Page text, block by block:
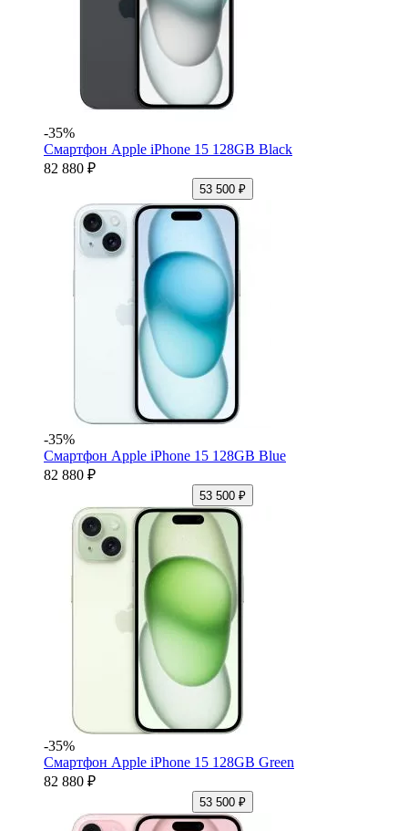
-35%
Смартфон Apple iPhone 15 128GB Black
82 880 ₽
53 500 ₽
-35%
Смартфон Apple iPhone 15 128GB Blue
82 880 ₽
53 500 ₽
-35%
Смартфон Apple iPhone 15 128GB Green
82 880 ₽
53 500 ₽